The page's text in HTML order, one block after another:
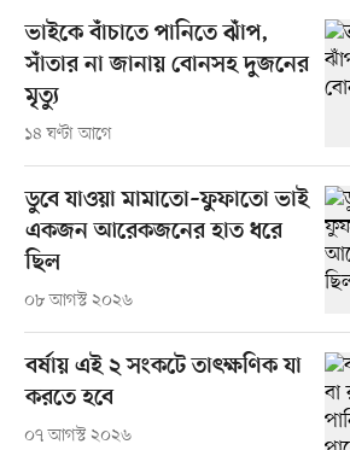
ভাইকে বাঁচাতে পানিতে ঝাঁপ,
সাঁতার না জানায় বোনসহ দুজনের
মৃত্যু
১৪ ঘণ্টা আগে
ডুবে যাওয়া মামাতো–ফুফাতো ভাই
একজন আরেকজনের হাত ধরে
ছিল
০৮ আগস্ট ২০২৬
বর্ষায় এই ২ সংকটে তাৎক্ষণিক যা
করতে হবে
০৭ আগস্ট ২০২৬